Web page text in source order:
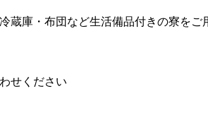
蔵庫・布団など生活備品付きの寮をご
せください